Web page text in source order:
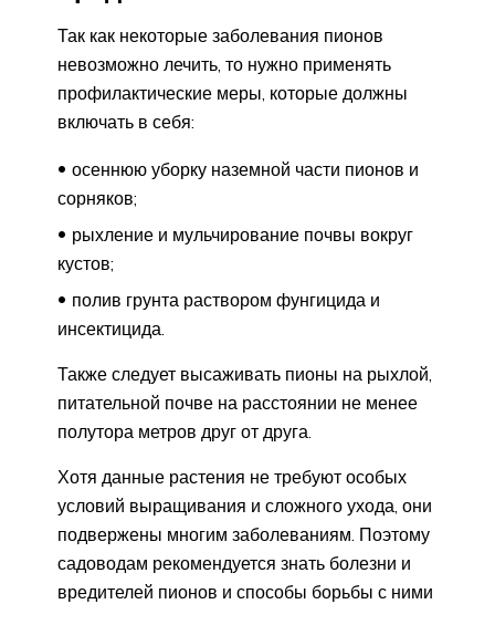
Так как некоторые заболевания пионов
невозможно лечить, то нужно применять
профилактические меры, которые должны
включать в себя:
осеннюю уборку наземной части пионов и
сорняков;
рыхление и мульчирование почвы вокруг
кустов;
полив грунта раствором фунгицида и
инсектицида.
Также следует высаживать пионы на рыхлой,
питательной почве на расстоянии не менее
полутора метров друг от друга.
Хотя данные растения не требуют особых
условий выращивания и сложного ухода, они
подвержены многим заболеваниям. Поэтому
садоводам рекомендуется знать болезни и
вредителей пионов и способы борьбы с ними